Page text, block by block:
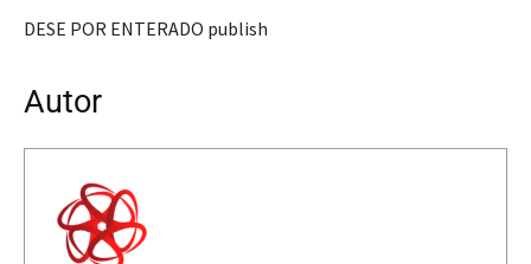
DESE POR ENTERADO publish
Autor